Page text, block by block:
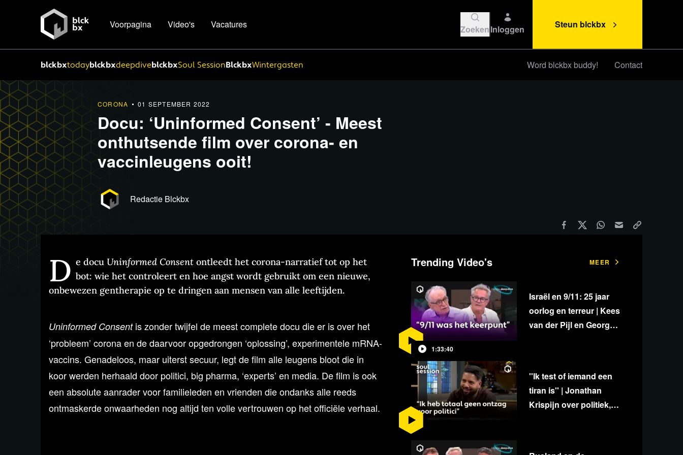
Voorpagina Video's Vacatures ZoekenInloggen Steun blckbx
blckbxtodayblckbxdeepdiveblckbxSoul SessionBlckbxWintergasten Word blckbx buddy! Contact
CORONA 01 SEPTEMBER 2022
Docu: ‘Uninformed Consent’ - Meest
onthutsende film over corona- en
vaccinleugens ooit!
Redactie Blckbx
D e docu Uninformed Consent ontleedt het corona-narratief tot op het
bot: wie het controleert en hoe angst wordt gebruikt om een nieuwe,
onbewezen gentherapie op te dringen aan mensen van alle leeftijden.
Uninformed Consentis zonder twijfel de meest complete docu die er is over het
‘probleem’ corona en de daarvoor opgedrongen ‘oplossing’, experimentele mRNA-
vaccins. Genadeloos, maar uiterst secuur, legt de film alle leugens bloot die in
koor werden herhaald door politici, big pharma, ‘experts’ en media. De film is ook
een absolute aanrader voor familieleden en vrienden die ondanks alle reeds
ontmaskerde onwaarheden nog altijd ten volle vertrouwen op het officiële verhaal.
Trending Video's MEER
1:33:40
Israël en 9/11: 25 jaar
oorlog en terreur | Kees
van der Pijl en George
''Ik test of iemand een
tiran is'' | Jonathan
Krispijn over politiek,